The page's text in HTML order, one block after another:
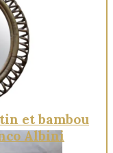
et bambou
Albini